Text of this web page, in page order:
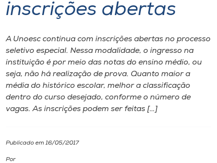
Internacionalização
I.nova
Cultura
inscrições abertas
A Unoesc continua com inscrições abertas no processo
seletivo especial. Nessa modalidade, o ingresso na
instituição é por meio das notas do ensino médio, ou
seja, não há realização de prova. Quanto maior a
média do histórico escolar, melhor a classificação
dentro do curso desejado, conforme o número de
vagas. As inscrições podem ser feitas […]
Publicado em 16/05/2017
Por